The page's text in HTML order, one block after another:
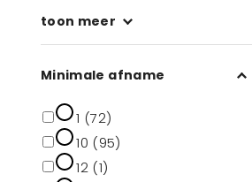
toon meer
Minimale afname
1 (72)
10 (95)
12 (1)